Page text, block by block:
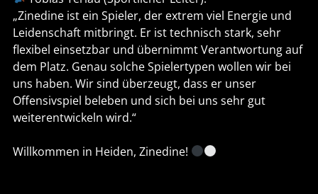
„Zinedine ist ein Spieler, der extrem viel Energie und
Leidenschaft mitbringt. Er ist technisch stark, sehr
flexibel einsetzbar und übernimmt Verantwortung auf
dem Platz. Genau solche Spielertypen wollen wir bei
uns haben. Wir sind überzeugt, dass er unser
Offensivspiel beleben und sich bei uns sehr gut
weiterentwickeln wird.“
Willkommen in Heiden, Zinedine!